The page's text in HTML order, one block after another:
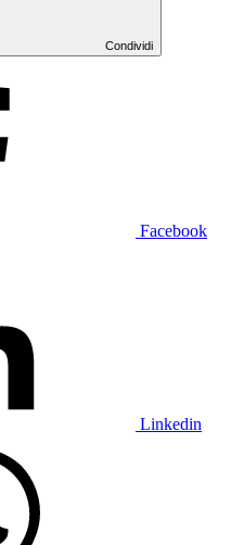
Condividi
Facebook
Linkedin